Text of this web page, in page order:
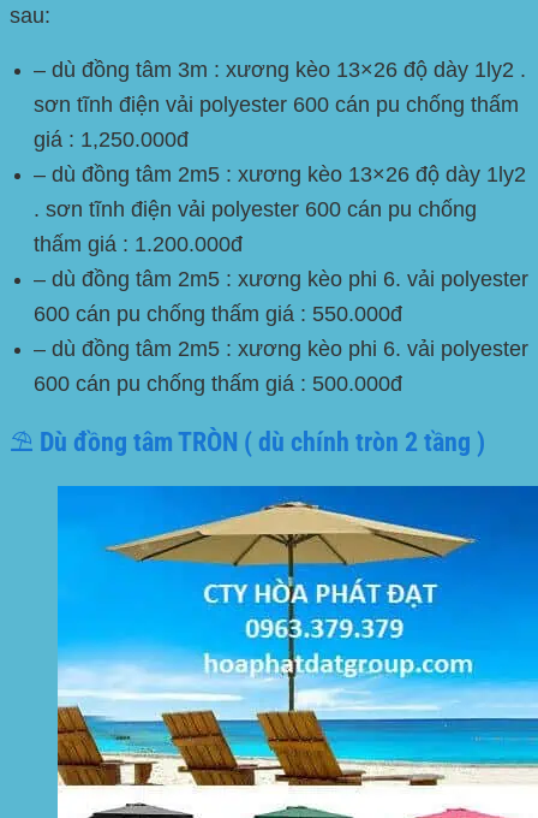
sau:
– dù đồng tâm 3m : xương kèo 13×26 độ dày 1ly2 .
sơn tĩnh điện vải polyester 600 cán pu chống thấm
giá : 1,250.000đ
– dù đồng tâm 2m5 : xương kèo 13×26 độ dày 1ly2
. sơn tĩnh điện vải polyester 600 cán pu chống
thấm giá : 1.200.000đ
– dù đồng tâm 2m5 : xương kèo phi 6. vải polyester
600 cán pu chống thấm giá : 550.000đ
– dù đồng tâm 2m5 : xương kèo phi 6. vải polyester
600 cán pu chống thấm giá : 500.000đ
⛱️ Dù đồng tâm TRÒN ( dù chính tròn 2 tầng )